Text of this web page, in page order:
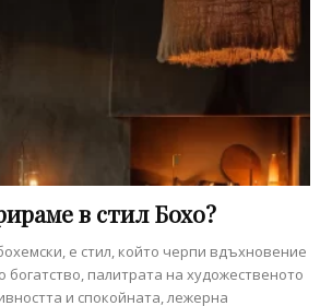
в стил Бохо?
е стил, който черпи вдъхновение
богатство, палитрата на художественото
и спокойната, лежерна